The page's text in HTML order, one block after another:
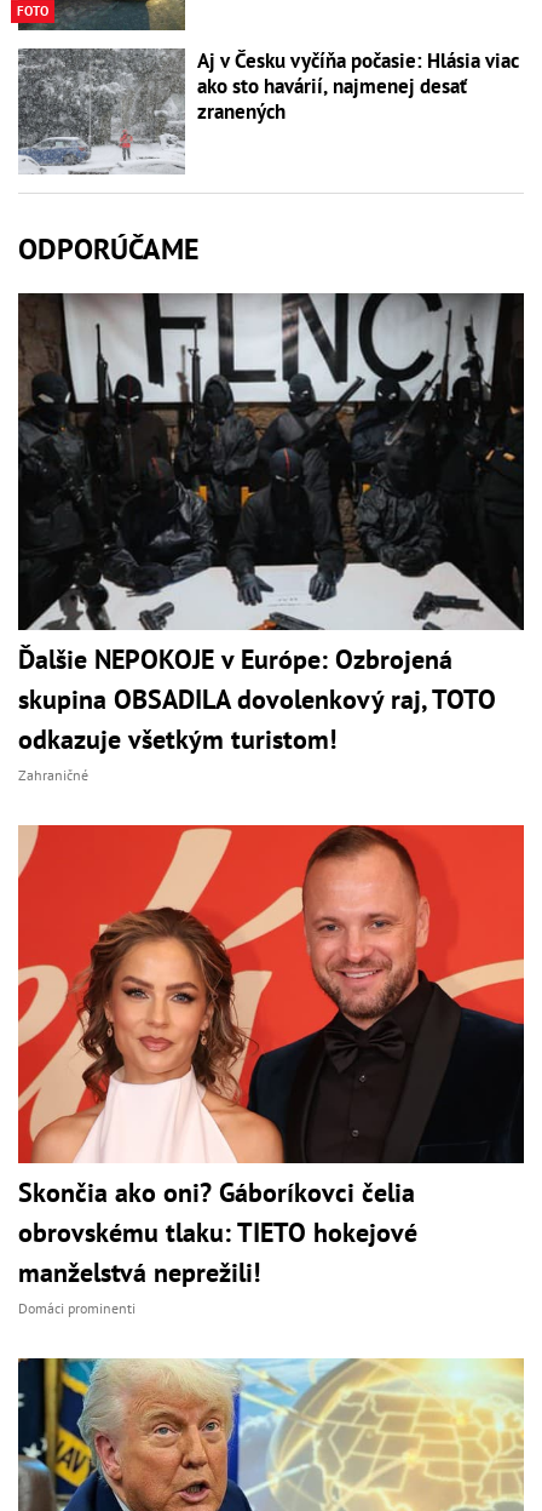
FOTO
Aj v Česku vyčíňa počasie: Hlásia viac
ako sto havárií, najmenej desať
zranených
ODPORÚČAME
Ďalšie NEPOKOJE v Európe: Ozbrojená
skupina OBSADILA dovolenkový raj, TOTO
odkazuje všetkým turistom!
Zahraničné
Skončia ako oni? Gáboríkovci čelia
obrovskému tlaku: TIETO hokejové
manželstvá neprežili!
Domáci prominenti